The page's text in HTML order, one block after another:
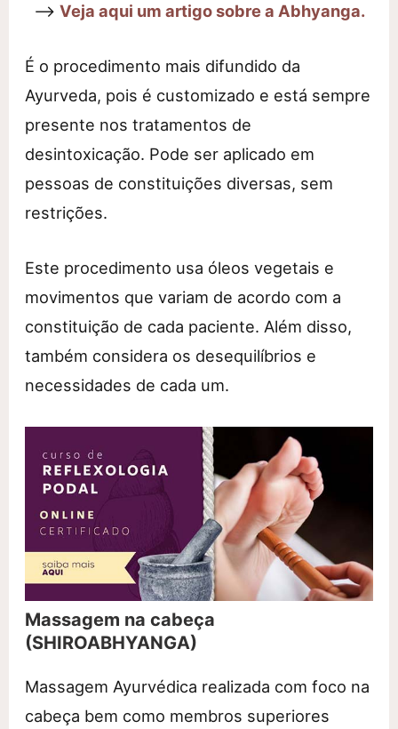
⟶ Veja aqui um artigo sobre a Abhyanga.
É o procedimento mais difundido da
Ayurveda, pois é customizado e está sempre
presente nos tratamentos de
desintoxicação. Pode ser aplicado em
pessoas de constituições diversas, sem
restrições.
Este procedimento usa óleos vegetais e
movimentos que variam de acordo com a
constituição de cada paciente. Além disso,
também considera os desequilíbrios e
necessidades de cada um.
Massagem na cabeça
(SHIROABHYANGA)
Massagem Ayurvédica realizada com foco na
cabeça bem como membros superiores